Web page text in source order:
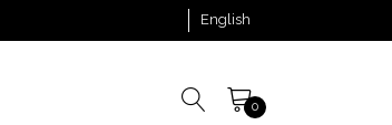
English
0